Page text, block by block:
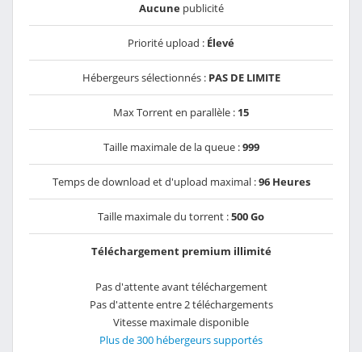
Aucunepublicité
Priorité upload : Élevé
Hébergeurs sélectionnés : PAS DE LIMITE
Max Torrent en parallèle : 15
Taille maximale de la queue :999
Temps de download et d'upload maximal :96 Heures
Taille maximale du torrent :500 Go
Téléchargement premium illimité
Pas d'attente avant téléchargement
Pas d'attente entre 2 téléchargements
Vitesse maximale disponible
Plus de 300 hébergeurs supportés